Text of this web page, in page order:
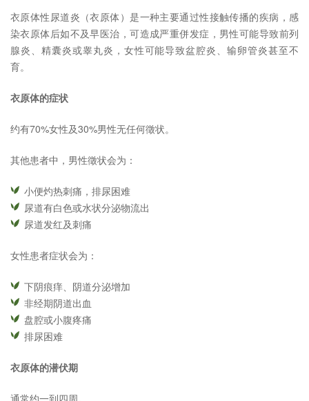
衣原体性尿道炎（衣原体）是一种主要通过性接触传播的疾病，感
染衣原体后如不及早医治，可造成严重併发症，男性可能导致前列
腺炎、精囊炎或睾丸炎，女性可能导致盆腔炎、输卵管炎甚至不
育。
衣原体的症状
约有70%女性及30%男性无任何徵状。
其他患者中，男性徵状会为：
小便灼热刺痛，排尿困难
尿道有白色或水状分泌物流出
尿道发红及刺痛
女性患者症状会为：
下阴痕痒、阴道分泌增加
非经期阴道出血
盘腔或小腹疼痛
排尿困难
衣原体的潜伏期
通常约一到四周。